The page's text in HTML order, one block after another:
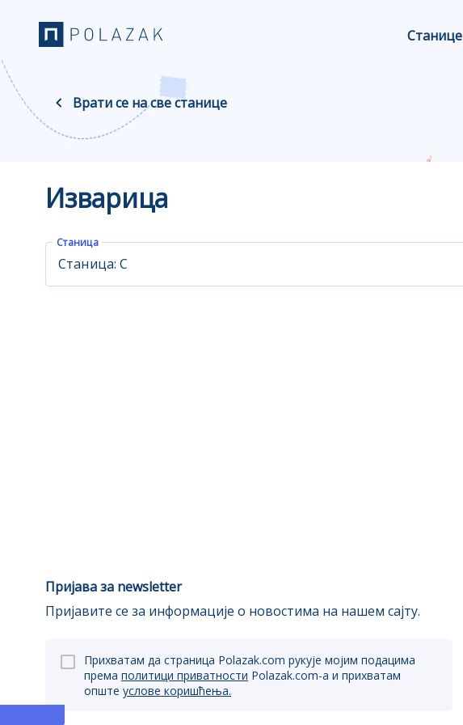
Станице
Врати се на све станице
Изварица
Станица
Станица: С
Пријава за newsletter
Пријавите се за информације о новостима на нашем сајту.
Прихватам да страница Polazak.com рукује мојим подацима
према политици приватности Polazak.com-a и прихватам
опште услове коришћења.